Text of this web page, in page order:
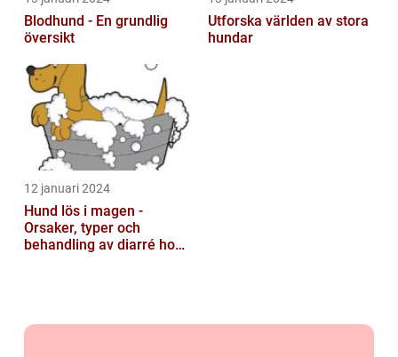
Blodhund - En grundlig
översikt
Utforska världen av stora
hundar
12 januari 2024
Hund lös i magen -
Orsaker, typer och
behandling av diarré hos